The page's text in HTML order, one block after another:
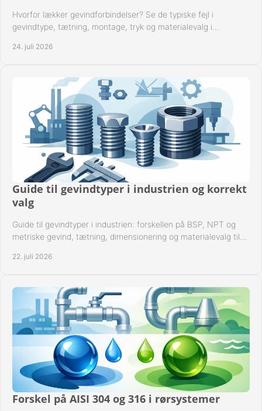
Hvorfor lækker gevindforbindelser? Se de typiske fejl i
gevindtype, tætning, montage, tryk og materialevalg i
24. juli 2026
Guide til gevindtyper i industrien og korrekt
valg
Guide til gevindtyper i industrien: forskellen på BSP, NPT og
metriske gevind, tætning, dimensionering og materialevalg til
22. juli 2026
Forskel på AISI 304 og 316 i rørsystemer